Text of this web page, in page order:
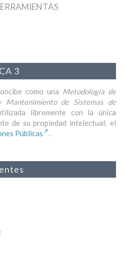
3
como una Metodología de
Mantenimiento de Sistemas de
libremente con la única
de su propiedad intelectual: el
Públicas
.